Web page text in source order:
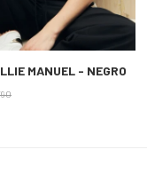
MANUEL - NEGRO